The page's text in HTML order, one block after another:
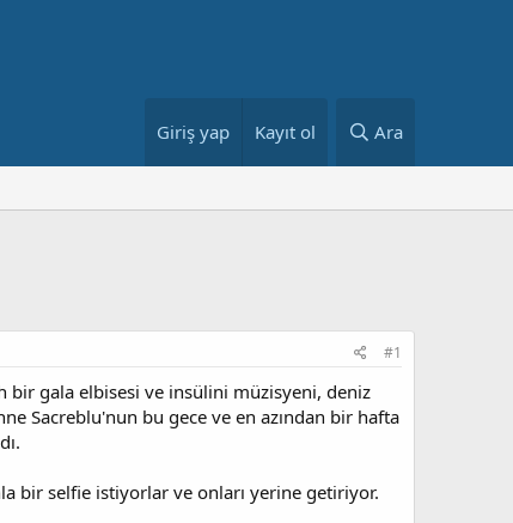
Giriş yap Kayıt ol Ara
#1
bir gala elbisesi ve insülini müzisyeni, deniz
Sacreblu'nun bu gece ve en azından bir hafta
bir selfie istiyorlar ve onları yerine getiriyor.